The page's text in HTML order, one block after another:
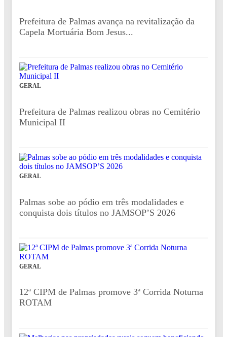
Prefeitura de Palmas avança na revitalização da
Capela Mortuária Bom Jesus...
GERAL
Prefeitura de Palmas realizou obras no Cemitério
Municipal II
GERAL
Palmas sobe ao pódio em três modalidades e
conquista dois títulos no JAMSOP’S 2026
GERAL
12ª CIPM de Palmas promove 3ª Corrida Noturna
ROTAM